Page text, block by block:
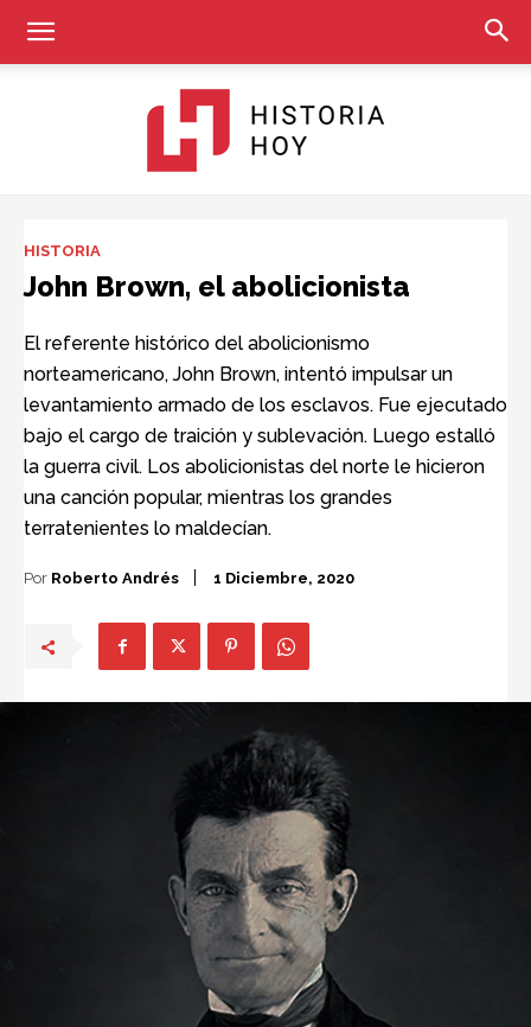
Hoy
HISTORIA
John Brown, el abolicionista
El referente histórico del abolicionismo
norteamericano, John Brown, intentó impulsar un
levantamiento armado de los esclavos. Fue ejecutado
bajo el cargo de traición y sublevación. Luego estalló
la guerra civil. Los abolicionistas del norte le hicieron
una canción popular, mientras los grandes
terratenientes lo maldecían.
Por Roberto Andrés 1 Diciembre, 2020